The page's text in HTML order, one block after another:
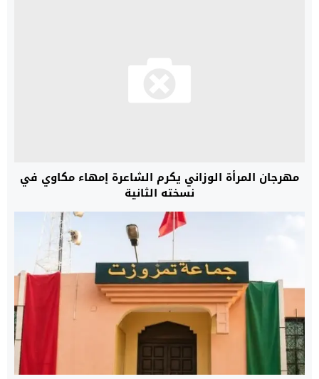
مهرجان المرأة الوزاني يكرم الشاعرة إمهاء مكاوي في
نسخته الثانية